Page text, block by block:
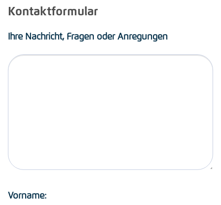
Kontaktformular
Ihre Nachricht, Fragen oder Anregungen
Vorname: